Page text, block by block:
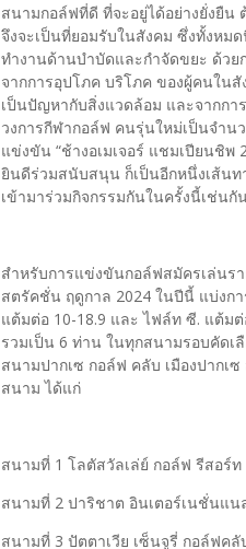
สนามกอล์ฟที่ดี ที่จะอยู่ได้อย่างยั่งยืน
จึงจะเป็นที่ยอมรับในสังคม ซึ่งทั้งหม
ทำงานด้านบำบัดและกำจัดขยะ ด้วย
จากการอุปโภค บริโภค ของผู้คนใน
เป็นปัญหากับสิ่งแวดล้อม และจากกา
วงการกีฬากอล์ฟ คนรุ่นใหม่เป็นจำน
แข่งขัน “ช้างอเมเจอร์ แชมเปียนชิพ
ยินดีร่วมสนับสนุน ก็เป็นอีกหนึ่งเส้น
เข้ามาร่วมกิจกรรมกันในครั้งนี้เช่นกั
สำหรับการแข่งขันกอล์ฟสมัครเล่นรา
สตรัคชั่น ฤดูกาล 2024 ในปีนี้ แบ่งก
แต้มต่อ 10-18.9 และ ไฟล์ท ซี. แต้ม
รวมเป็น 6 ท่าน ในทุกสนามรอบคัดเ
สนามปากเซ กอล์ฟ คลับ เมืองปากเ
สนาม ได้แก่
สนามที่ 1 โลตัสวัลเล่ย์ กอล์ฟ รีสอร์
สนามที่ 2 ปาริชาต อินเตอร์เนชั่นแ
สนามที่ 3 ปัตตาเวีย เซ็นจูรี่ กอล์ฟค